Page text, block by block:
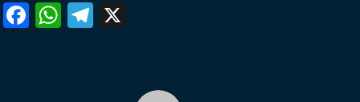
Fa W
Te